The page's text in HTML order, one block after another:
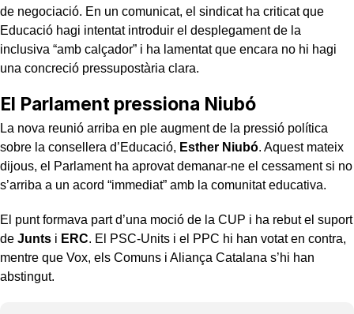
de negociació. En un comunicat, el sindicat ha criticat que
Educació hagi intentat introduir el desplegament de la
inclusiva “amb calçador” i ha lamentat que encara no hi hagi
una concreció pressupostària clara.
El Parlament pressiona Niubó
La nova reunió arriba en ple augment de la pressió política
sobre la consellera d’Educació, Esther Niubó. Aquest mateix
dijous, el Parlament ha aprovat demanar-ne el cessament si no
s’arriba a un acord “immediat” amb la comunitat educativa.
El punt formava part d’una moció de la CUP i ha rebut el suport
de Junts i ERC. El PSC-Units i el PPC hi han votat en contra,
mentre que Vox, els Comuns i Aliança Catalana s’hi han
abstingut.